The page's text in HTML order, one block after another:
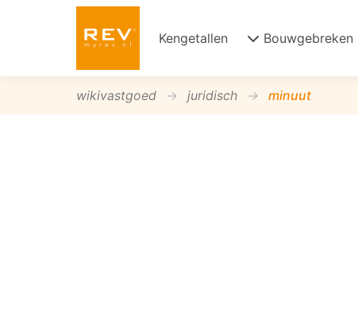
Kengetallen Bouwgebreken
wikivastgoed juridisch minuut